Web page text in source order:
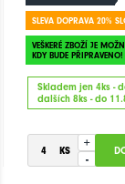
SLEVA DOPRAVA 20%
VEŠKERÉ ZBOŽÍ JE
KDY BUDE PŘIPRAVENO!
Skladem jen 4ks -
dalších 8ks - do
+
-